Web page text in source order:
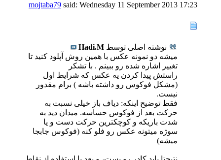
mojtaba79 said: Wednesday 11 September 2013 17:23
نوشته اصلی توسط Hadi.M
میشه دو نمونه عکس با همین روش آپلود کنید تا
تغییر اشاره شده رو ببینم . با تشکر
راستش پیدا کردن یه عکس که شرایط اول
(مشکل فوکوس رو داشته باشه ) برام مقدور
نیست.
فقط توضیح اینکه: دیاف باز خیلی نسبت به
حرکت بعد از فوکوس حساسه. میدان دید به
شدت باریکه و کوچکترین حرکت دست و یا
سوژه میتونه عکس رو فلو کنه (فوکوس جابجا
میشه)